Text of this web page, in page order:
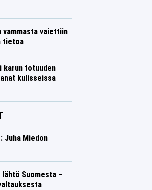
vammasta vaiettiin
tietoa
karun totuuden
kulisseissa
Juha Miedon
Suomesta –